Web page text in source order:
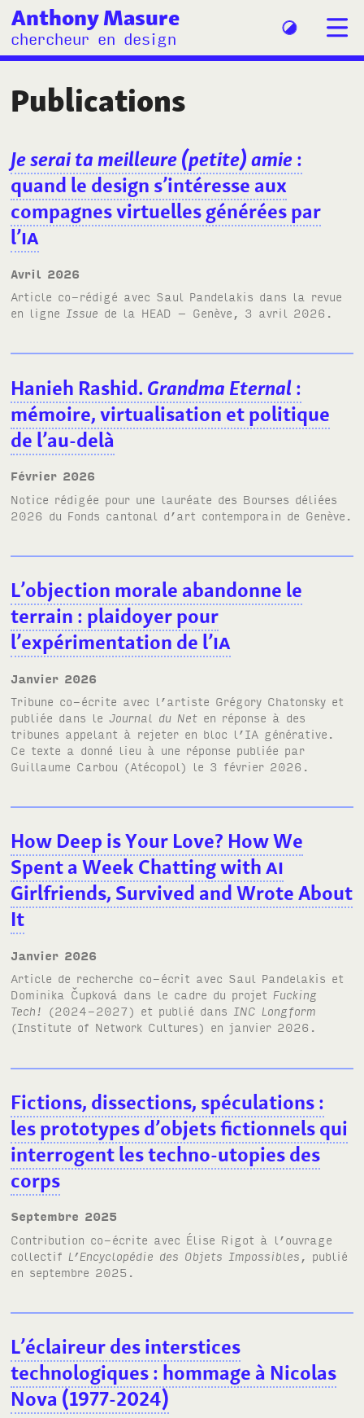
Anthony Masure
chercheur en design
Publications
Je serai ta meilleure (petite) amie:
quand le design s’intéresse aux
compagnes virtuelles générées par
l’IA
avril 2026
Article co-rédigé avec Saul Pandelakis dans la revue
en ligne Issue de la HEAD – Genève, 3 avril 2026.
Hanieh Rashid. Grandma Eternal:
mémoire, virtualisation et politique
de l’au-delà
février 2026
Notice rédigée pour une lauréate des Bourses déliées
2026 du Fonds cantonal d’art contemporain de Genève.
L’objection morale abandonne le
terrain : plaidoyer pour
l’expérimentation de l’IA
janvier 2026
Tribune co-écrite avec l’artiste Grégory Chatonsky et
publiée dans leJournal du Net en réponse à des
tribunes appelant à rejeter en bloc l’IA générative.
Ce texte a donné lieu à une réponse publiée par
Guillaume Carbou (Atécopol) le 3 février 2026.
How Deep is Your Love? How We
Spent a Week Chatting withAI
Girlfriends, Survived and Wrote About
It
janvier 2026
Article de recherche co-écrit avec Saul Pandelakis et
Dominika Čupková dans le cadre du projet Fucking
Tech! (2024-2027) et publié dans INC Longform
(Institute of Network Cultures) en janvier 2026.
Fictions, dissections, spéculations:
les prototypes d’objets fictionnels qui
interrogent les techno-utopies des
corps
septembre 2025
Contribution co-écrite avec Élise Rigot à l’ouvrage
collectif L’Encyclopédie des Objets Impossibles , publié
en septembre 2025.
L’éclaireur des interstices
technologiques: hommage à Nicolas
Nova (1977-2024)